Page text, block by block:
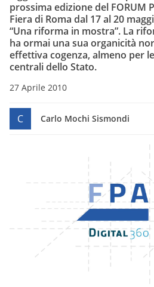
prossima edizione del FORUM
Fiera di Roma dal 17 al 20
“Una riforma in mostra”. La
ha ormai una sua organicità
effettiva cogenza, almeno per
centrali dello Stato.
27 Aprile 2010
C Carlo Mochi Sismondi